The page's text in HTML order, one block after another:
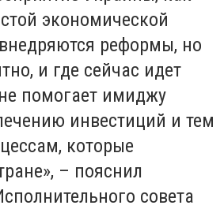
экономической
реформы, но
и где сейчас идет
помогает имиджу
инвестиций и тем
которые
– пояснил
совета